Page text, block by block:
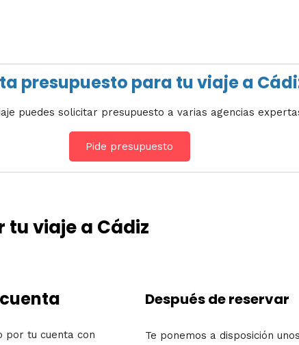
presupuesto para tu viaje a
puedes solicitar presupuesto a varias agencias
Pide presupuesto
viaje a Cádiz
por tu cuenta con
Después de reservar
Te ponemos a disposición